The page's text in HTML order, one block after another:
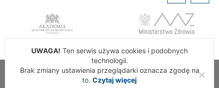
Wszelkie Prawa Zastrzeżone. Warszawska Okręgowa Izba
Pielęgniarek i Położnych
UWAGA! Ten serwis używa cookies i podobnych
technologii.
Brak zmiany ustawienia przeglądarki oznacza zgodę na
to. Czytaj więcej